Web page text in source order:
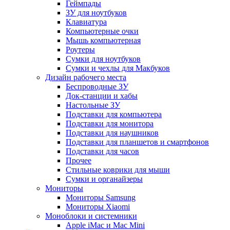
Геймпады
ЗУ для ноутбуков
Клавиатура
Компьютерные очки
Мышь компьютерная
Роутеры
Сумки для ноутбуков
Сумки и чехлы для Макбуков
Дизайн рабочего места
Беспроводные ЗУ
Док-станции и хабы
Настольные ЗУ
Подставки для компьютера
Подставки для монитора
Подставки для наушников
Подставки для планшетов и смартфонов
Подставки для часов
Прочее
Стильные коврики для мыши
Сумки и органайзеры
Мониторы
Мониторы Samsung
Мониторы Xiaomi
Моноблоки и системники
Apple iMac и Mac Mini